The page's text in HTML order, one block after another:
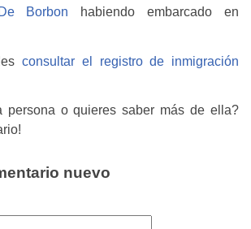
Borbon habiendo embarcado en
consultar el registro de inmigración
persona o quieres saber más de ella?
nuevo